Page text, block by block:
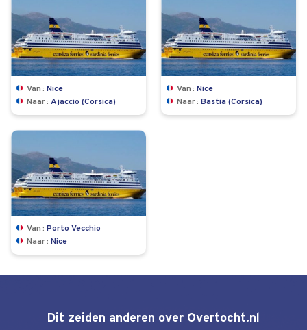
Van
Nice
Naar
Ajaccio (Corsica)
Van
Nice
Naar
Bastia (Corsica)
Van
Porto Vecchio
Naar
Nice
Dit zeiden anderen over Overtocht.nl